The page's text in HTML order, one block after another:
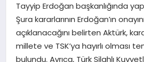
MAGAZIN
SPOR
Tayyip Erdoğan başkanlığında
Şura kararlarının Erdoğan’ın
açıklanacağını belirten Aktürk,
millete ve TSK’ya hayırlı olması
bulundu. Ayrıca, Türk Silahlı